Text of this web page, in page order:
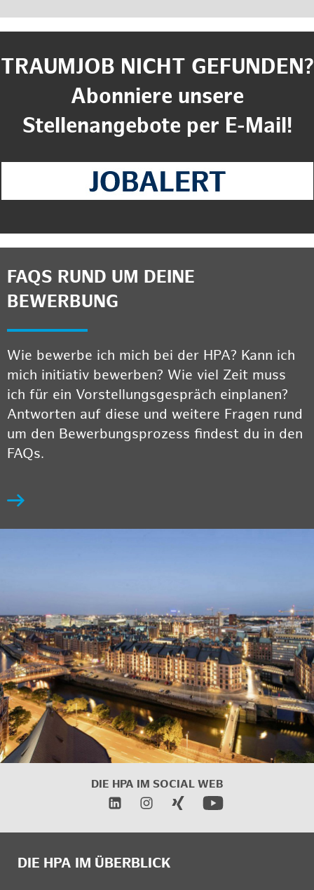
TRAUMJOB NICHT GEFUNDEN?
Abonniere unsere
Stellenangebote per E-Mail!
FAQS RUND UM DEINE
BEWERBUNG
Wie bewerbe ich mich bei der HPA? Kann ich
mich initiativ bewerben? Wie viel Zeit muss
ich für ein Vorstellungsgespräch einplanen?
Antworten auf diese und weitere Fragen rund
um den Bewerbungsprozess findest du in den
FAQs.
DIE HPA IM SOCIAL WEB
DIE HPA IM ÜBERBLICK